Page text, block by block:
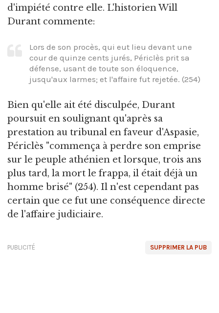
d'impiété contre elle. L'historien Will
Durant commente:
Lors de son procès, qui eut lieu devant une
cour de quinze cents jurés, Périclès prit sa
défense, usant de toute son éloquence,
jusqu'aux larmes; et l'affaire fut rejetée. (254)
Bien qu'elle ait été disculpée, Durant
poursuit en soulignant qu'après sa
prestation au tribunal en faveur d'Aspasie,
Périclès "commença à perdre son emprise
sur le peuple athénien et lorsque, trois ans
plus tard, la mort le frappa, il était déjà un
homme brisé" (254). Il n'est cependant pas
certain que ce fut une conséquence directe
de l'affaire judiciaire.
SUPPRIMER LA PUB
PUBLICITÉ